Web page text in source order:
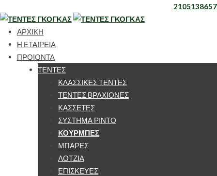
2105138657
ΑΡΧΙΚΗ
Η ΕΤΑΙΡΕΙΑ
ΠΡΟΙΟΝΤΑ
ΤΕΝΤΕΣ
ΚΛΑΣΣΙΚΕΣ ΤΕΝΤΕΣ
ΤΕΝΤΕΣ ΒΡΑΧΙΟΝΕΣ
ΚΑΣΣΕΤΕΣ
ΣΥΣΤΗΜΑ ΡΙΝΤΟ
ΚΟΥΡΜΠΕΣ
ΜΠΑΡΕΣ
ΛΟΤΖΙΑ
ΕΠΙΣΚΕΥΕΣ